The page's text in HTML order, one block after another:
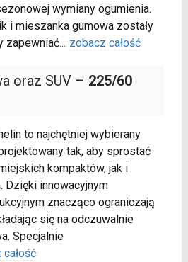
wymiany ogumienia.
i mieszanka gumowa zostały
zapewniać... zobacz całość
oraz SUV – 225/60
to najchętniej wybierany
tak, aby sprostać
kompaktów, jak i
Dzięki innowacyjnym
znacząco ograniczają
się na odczuwalnie
Specjalnie